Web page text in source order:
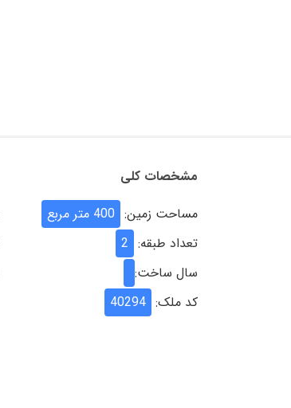
مشخصات کلی
مساحت زمین: 400 متر مربع
تعداد طبقه: 2
سال ساخت:
کد ملک: 40294